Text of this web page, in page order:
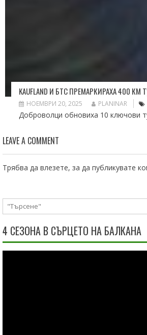
KAUFLAND И БТС ПРЕМАРКИРАХА 400
НОЕМВРИ 20, 2025 PLANINAR
Доброволци обновиха 10 ключови
LEAVE A COMMENT
Трябва да влезете, за да публикувате
4 СЕЗОНА В СЪРЦЕТО НА БАЛКАНА